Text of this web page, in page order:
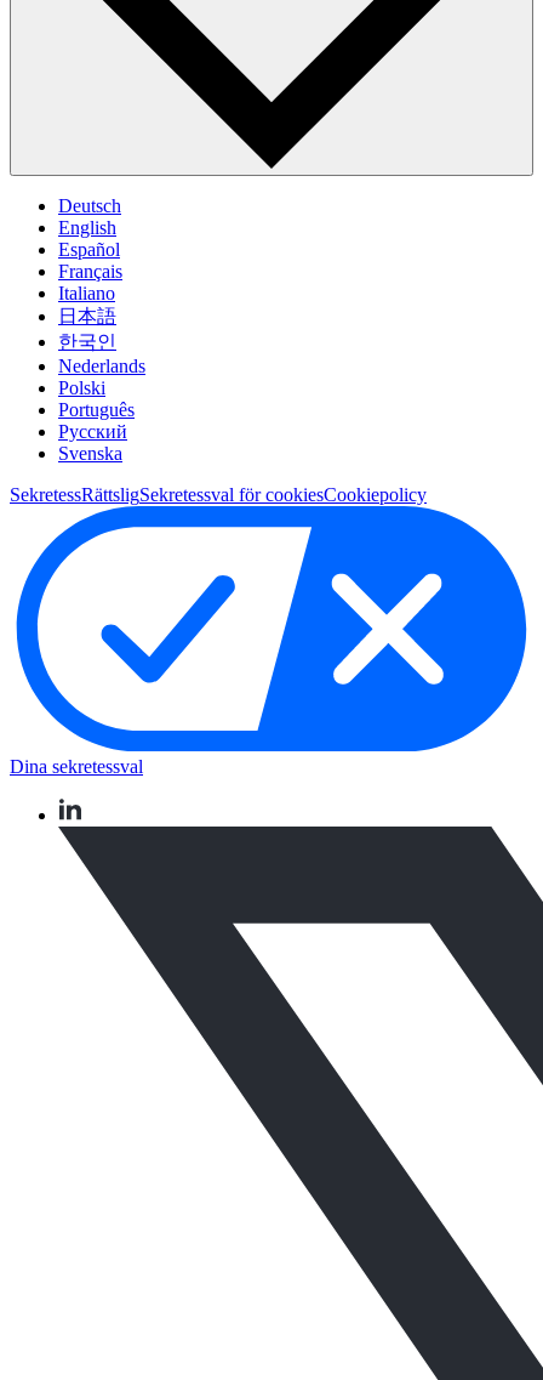
Deutsch
English
Español
Français
Italiano
日本語
한국인
Nederlands
Polski
Português
Pусский
Svenska
SekretessRättsligSekretessval för cookiesCookiepolicy
Dina sekretessval